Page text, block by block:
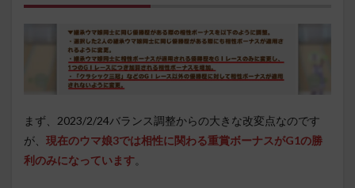
まず、2023/2/24バランス調整からの大きな改変点なのです
が、 現在のウマ娘3では相性に関わる重賞ボーナスがG1の勝
利のみになっています。